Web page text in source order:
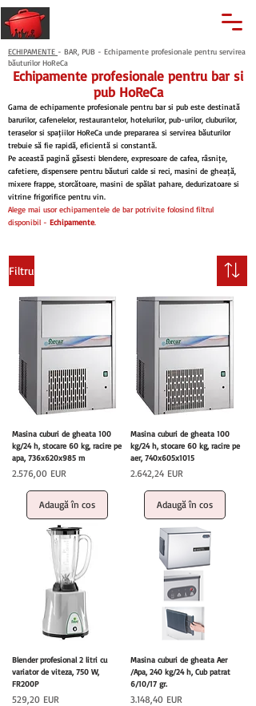
ECHIPAMENTE - BAR, PUB - Echipamente profesionale pentru servirea
băuturilor HoReCa
Echipamente profesionale pentru bar și
pub HoReCa
Gama de echipamente profesionale pentru bar și pub este destinată
barurilor, cafenelelor, restaurantelor, hotelurilor, pub-urilor, cluburilor,
teraselor și spațiilor HoReCa unde prepararea și servirea băuturilor
trebuie să fie rapidă, eficientă și constantă.
Pe această pagină găsești blendere, expresoare de cafea, râșnițe,
cafetiere, dispensere pentru băuturi calde și reci, mașini de gheață,
mixere frappe, storcătoare, mașini de spălat pahare, dedurizatoare și
vitrine frigorifice pentru vin.
Alege mai ușor echipamentele de bar potrivite folosind filtrul
disponibil - Echipamente.
Filtru
Masina cuburi de gheata 100
kg/24 h, stocare 60 kg, racire pe
apa, 736x620x985 m
Preț
2.576,00 EUR
Adaugă în coș
Masina cuburi de gheata 100
kg/24 h, stocare 60 kg, racire pe
aer, 740x605x1015
Preț
2.642,24 EUR
Adaugă în coș
Blender profesional 2 litri cu
variator de viteza, 750 W,
FR200P
Preț
529,20 EUR
Masina cuburi de gheata Aer
/Apa, 240 kg/24 h, Cub patrat
6/10/17 gr.
Preț
3.148,40 EUR